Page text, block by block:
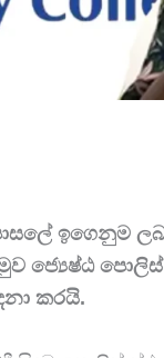
ඉගෙනුම
ජ්‍යෙෂ්ඨ
කරයි.